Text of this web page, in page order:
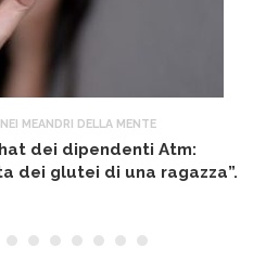
NEI MEANDRI DELLA MENTE
dei dipendenti Atm:
dei glutei di una ragazza”.